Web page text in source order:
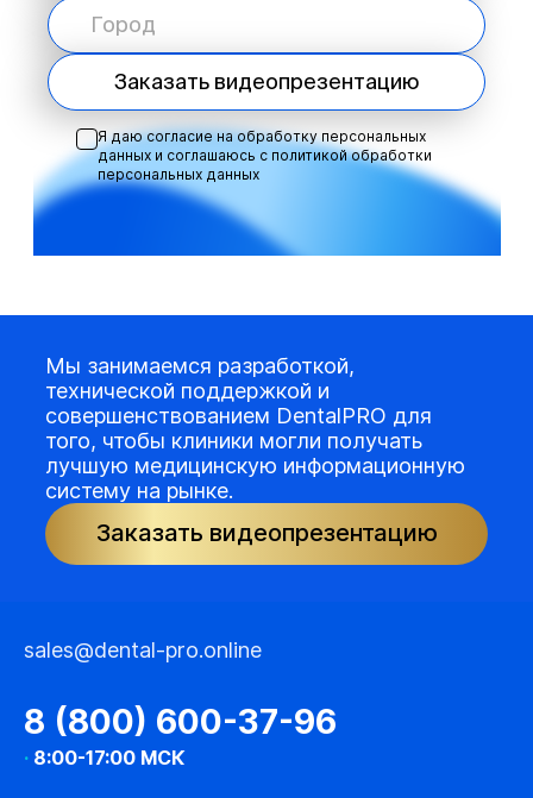
Заказать видеопрезентацию
Я даю согласие на обработку персональных
данных и соглашаюсь с политикой обработки
персональных данных
Мы занимаемся разработкой,
технической поддержкой и
совершенствованием DentalPRO для
того, чтобы клиники могли получать
лучшую медицинскую информационную
систему на рынке.
Заказать видеопрезентацию
sales@dental-pro.online
8 (800) 600-37-96
· 8:00-17:00 МСК